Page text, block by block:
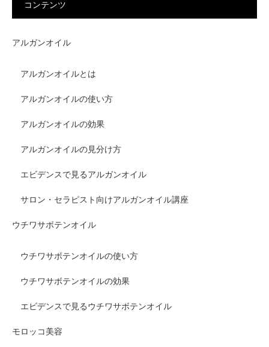
コンテンツ
アルガンオイル
アルガンオイルとは
アルガンオイルの使い方
アルガンオイルの効果
アルガンオイルの見分け方
エビデンスで見るアルガンオイル
サロン・セラピスト向けアルガンオイル講座
ウチワサボテンオイル
ウチワサボテンオイルの使い方
ウチワサボテンオイルの効果
エビデンスで見るウチワサボテンオイル
モロッコ美容